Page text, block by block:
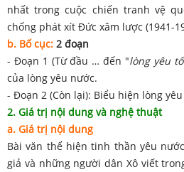
nhất trong cuộc chiến tranh vệ
chống phát xít Đức xâm lược (1941-
b. Bố cục: 2 đoạn
- Đoạn 1 (Từ đầu … đến "lòng yêu
của lòng yêu nước.
- Đoạn 2 (Còn lại): Biểu hiện lòng
2. Giá trị nội dung và nghệ thuật
a. Giá trị nội dung
Bài văn thể hiện tinh thần yêu
giả và những người dân Xô viết